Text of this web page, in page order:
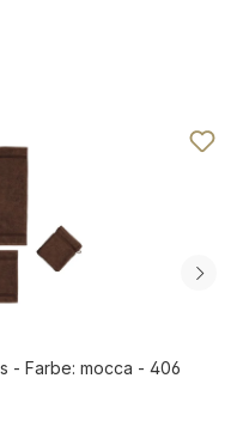
- Farbe: mocca - 406